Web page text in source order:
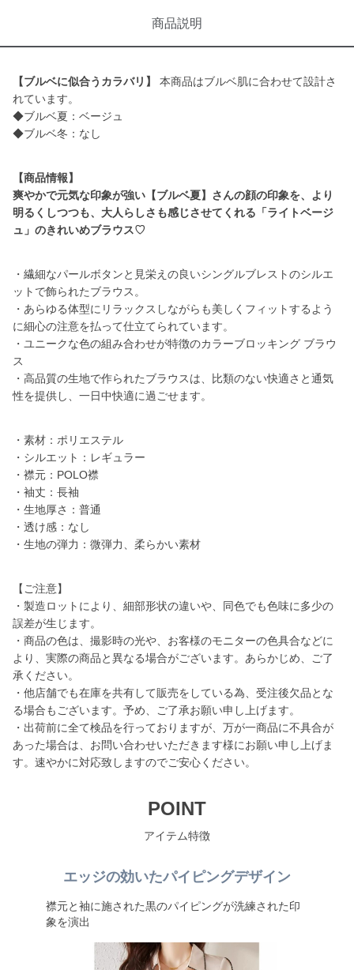
商品説明
【ブルベに似合うカラバリ】
本商品はブルベ肌に合わせて設計さ
れています。
◆ブルベ夏：ベージュ
◆ブルベ冬：なし
【商品情報】
爽やかで元気な印象が強い【ブルベ夏】さんの顔の印象を、より
明るくしつつも、大人らしさも感じさせてくれる「ライトベージ
ュ」のきれいめブラウス♡
・繊細なパールボタンと見栄えの良いシングルブレストのシルエ
ットで飾られたブラウス。
・あらゆる体型にリラックスしながらも美しくフィットするよう
に細心の注意を払って仕立てられています。
・ユニークな色の組み合わせが特徴のカラーブロッキング ブラウ
ス
・高品質の生地で作られたブラウスは、比類のない快適さと通気
性を提供し、一日中快適に過ごせます。
・素材：ポリエステル
・シルエット：レギュラー
・襟元：POLO襟
・袖丈：長袖
・生地厚さ：普通
・透け感：なし
・生地の弾力：微弾力、柔らかい素材
【ご注意】
・製造ロットにより、細部形状の違いや、同色でも色味に多少の
誤差が生じます。
・商品の色は、撮影時の光や、お客様のモニターの色具合などに
より、実際の商品と異なる場合がございます。あらかじめ、ご了
承ください。
・他店舗でも在庫を共有して販売をしている為、受注後欠品とな
る場合もございます。予め、ご了承お願い申し上げます。
・出荷前に全て検品を行っておりますが、万が一商品に不具合が
あった場合は、お問い合わせいただきます様にお願い申し上げま
す。速やかに対応致しますのでご安心ください。
POINT
アイテム特徴
エッジの効いたパイピングデザイン
襟元と袖に施された黒のパイピングが洗練された印
象を演出